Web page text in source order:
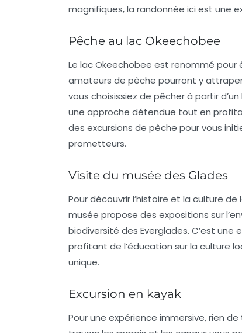
magnifiques, la randonnée ici est une
Pêche au lac Okeechobee
Le lac Okeechobee est renommé pour
amateurs de pêche pourront y
vous choisissiez de pêcher à partir
une approche détendue tout en
des excursions de pêche pour vous
prometteurs.
Visite du musée des Glades
Pour découvrir l’histoire et la culture
musée propose des expositions sur
biodiversité des Everglades. C’est
profitant de l’éducation sur la culture
unique.
Excursion en kayak
Pour une expérience immersive, rien de